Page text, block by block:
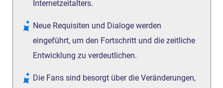
Internetzeitalters.
Neue Requisiten und Dialoge werden
eingeführt, um den Fortschritt und die zeitliche
Entwicklung zu verdeutlichen.
Die Fans sind besorgt über die Veränderungen,